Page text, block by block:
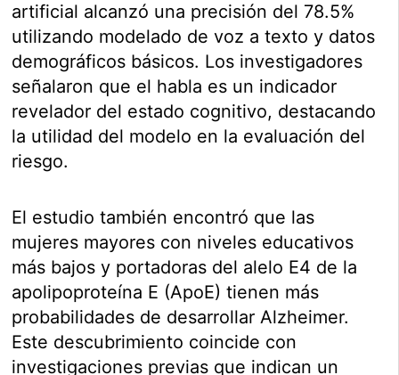
artificial alcanzó una precisión del 78.5%
utilizando modelado de voz a texto y datos
demográficos básicos. Los investigadores
señalaron que el habla es un indicador
revelador del estado cognitivo, destacando
la utilidad del modelo en la evaluación del
riesgo.
El estudio también encontró que las
mujeres mayores con niveles educativos
más bajos y portadoras del alelo E4 de la
apolipoproteína E (ApoE) tienen más
probabilidades de desarrollar Alzheimer.
Este descubrimiento coincide con
investigaciones previas que indican un